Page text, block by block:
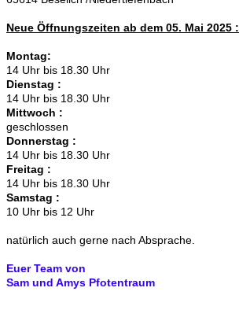
Neue Öffnungszeiten ab dem 05. Mai 2025 :
Montag:
14 Uhr bis 18.30 Uhr
Dienstag :
14 Uhr bis 18.30 Uhr
Mittwoch :
geschlossen
Donnerstag :
14 Uhr bis 18.30 Uhr
Freitag :
14 Uhr bis 18.30 Uhr
Samstag :
10 Uhr bis 12 Uhr
natürlich auch gerne nach Absprache.
Euer Team von
Sam und Amys Pfotentraum